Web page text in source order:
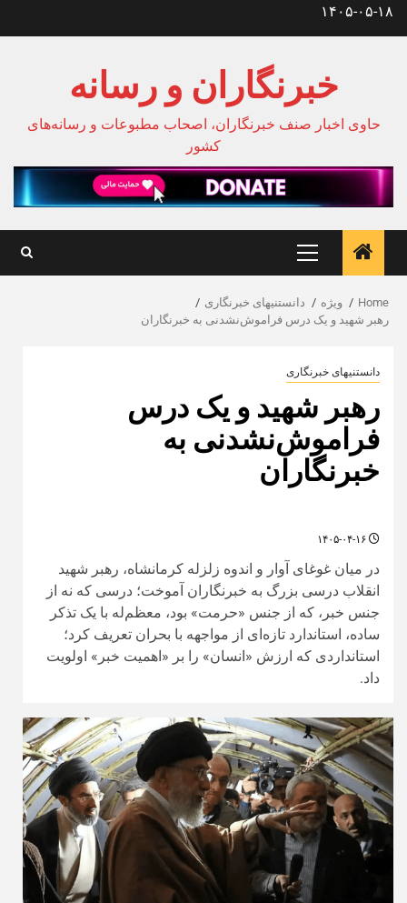
Skip۱۴۰۵-۰۵-۱۸
خبرنگاران و رسانه
حاوی اخبار صنف خبرنگاران، اصحاب مطبوعات و رسانه‌های
کشور
Primary
Menu
Home ویژه
دانستنیهای خبرنگاری
رهبر شهید و یک درس فراموش‌نشدنی به خبرنگاران
دانستنیهای خبرنگاری
رهبر شهید و یک درس
فراموش‌نشدنی به
خبرنگاران
در میان غوغای آوار و اندوه زلزله کرمانشاه، رهبر شهید
انقلاب درسی بزرگ به خبرنگاران آموخت؛ درسی که نه از
جنس خبر، که از جنس «حرمت» بود، معظم‌له با یک تذکر
ساده، استاندارد تازه‌ای از مواجهه با بحران تعریف کرد؛
استانداردی که ارزش «انسان» را بر «اهمیت خبر» اولویت
داد.